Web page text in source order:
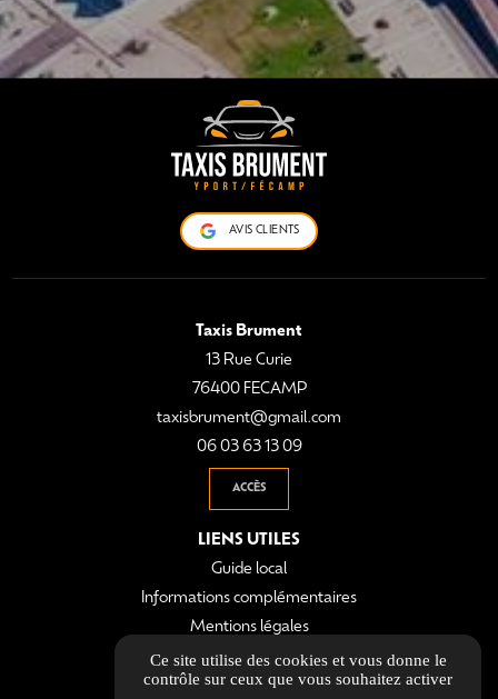
AVIS CLIENTS
Taxis Brument
13 Rue Curie
76400 FECAMP
taxisbrument@gmail.com
06 03 63 13 09
ACCÈS
LIENS UTILES
Guide local
Informations complémentaires
Mentions légales
Politique de confidentialité
Gestion des cookies
Ce site utilise des cookies et vous donne le
contrôle sur ceux que vous souhaitez activer